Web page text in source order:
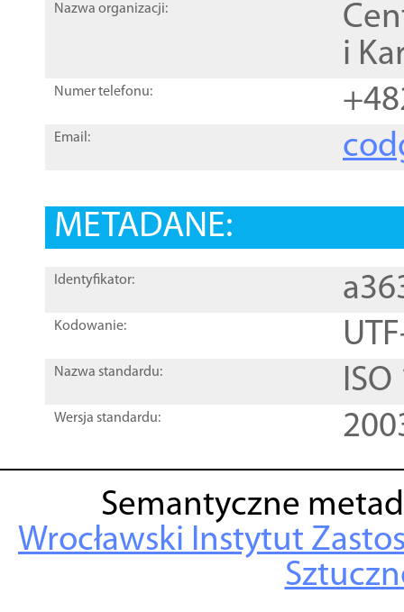
Nazwa organizacji:
i
Numer telefonu:
Email:
METADANE:
Identyfikator:
Kodowanie:
Nazwa standardu:
Wersja standardu:
Semantyczne
Wrocławski Instytut